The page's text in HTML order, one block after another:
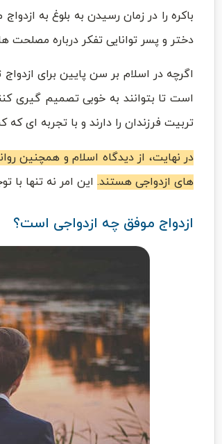
باکره را در زمان رسیدن به بلوغ به
دختر و پسر توانایی تفکر درباره مصلحت
اگرچه در اسلام بر سن پایین برای
است تا بتوانند به خوبی تصمیم گیری
تربیت فرزندان را دارند و با تجربه ای
در نهایت، از دیدگاه اسلام و همچنین
های ازدواجی هستند. این امر نه تنها
ازدواج موفق چه ازدواجی است؟